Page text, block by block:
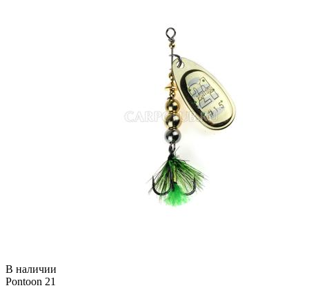
В наличии
Pontoon 21